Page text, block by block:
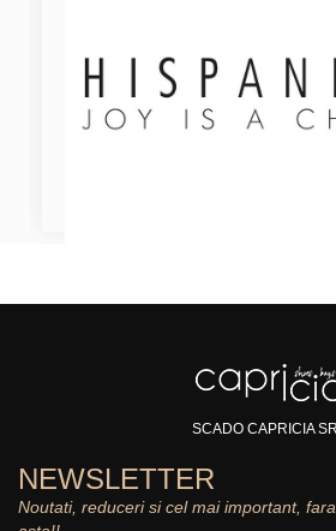
SCADO CAPRICIA
NEWSLETTER
Noutati, reduceri si cel mai important,